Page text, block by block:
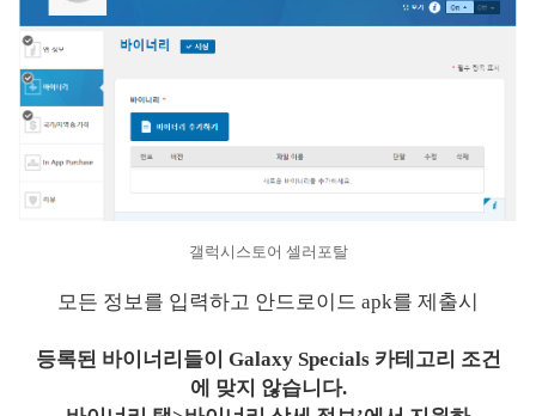
갤럭시스토어 셀러포탈
모든 정보를 입력하고 안드로이드 apk를 제출시
등록된 바이너리들이 Galaxy Specials 카테고리 조건
에 맞지 않습니다.